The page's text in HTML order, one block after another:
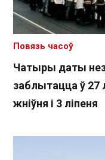
Чатыры даты
заблытацца ў 27
жніўня і 3 ліпеня
Повязь часоў